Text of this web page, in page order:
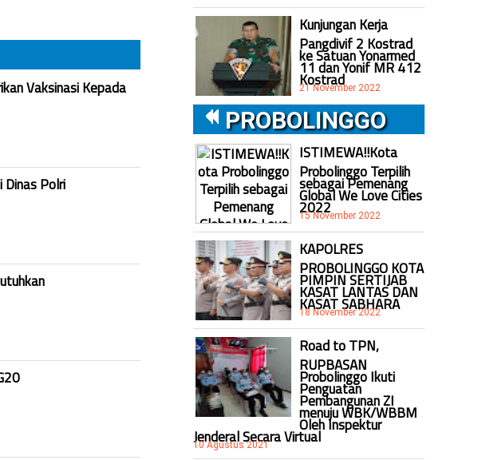
Vaksinasi Kepada
Dinas Polri
Kunjungan Kerja
Pangdivif 2 Kostrad
ke Satuan Yonarmed
11 dan Yonif MR 412
Kostrad
21 November 2022
PROBOLINGGO
ISTIMEWA!!Kota
Probolinggo Terpilih
sebagai Pemenang
Global We Love Cities
2022
15 November 2022
KAPOLRES
PROBOLINGGO KOTA
PIMPIN SERTIJAB
KASAT LANTAS DAN
KASAT SABHARA
18 November 2022
Road to TPN,
RUPBASAN
Probolinggo Ikuti
Penguatan
Pembangunan ZI
menuju WBK/WBBM
Oleh Inspektur
Jenderal Secara Virtual
10 Agustus 2021